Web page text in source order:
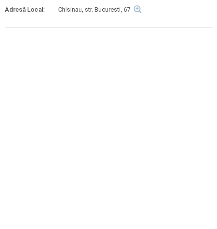
Adresă Local:
Chisinau, str. Bucuresti, 67